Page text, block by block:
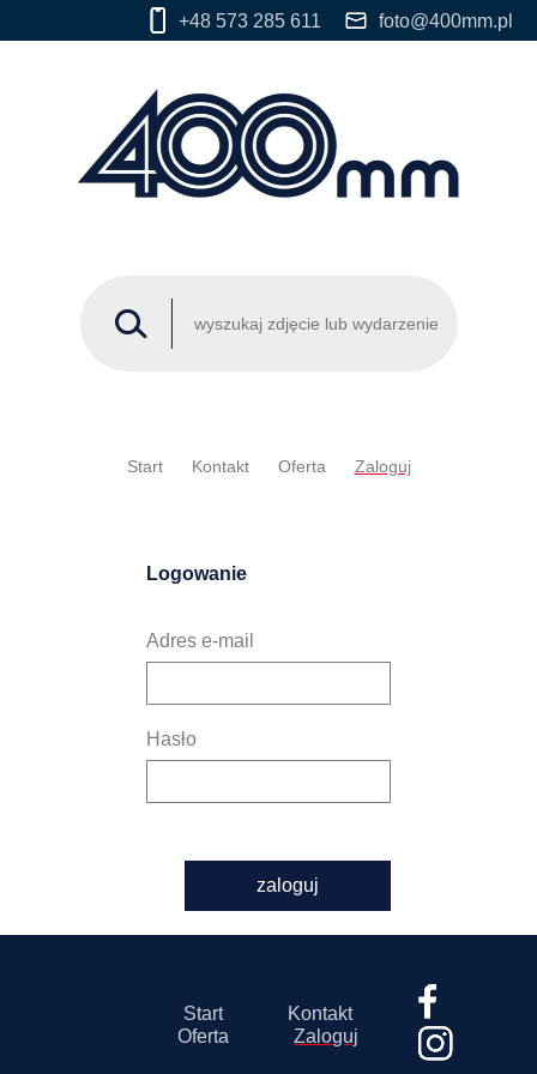
+48 573 285 611 foto@400mm.pl
Start Kontakt Oferta Zaloguj
Logowanie
Adres e-mail
Hasło
zaloguj
Start
Kontakt
Oferta
Zaloguj